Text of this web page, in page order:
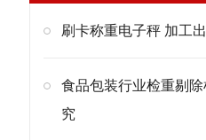
刷卡称重电子秤 加工
食品包装行业检重剔
究